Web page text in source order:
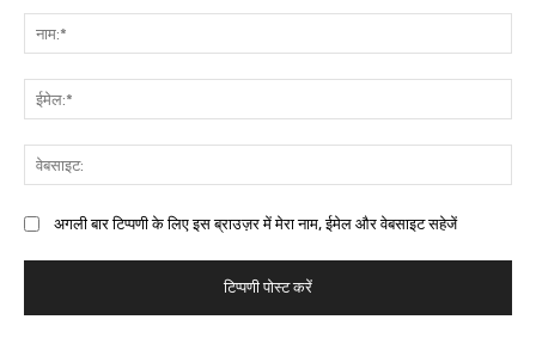
अगली बार टिप्पणी के लिए इस ब्राउज़र में मेरा नाम, ईमेल और वेबसाइट सहेजें